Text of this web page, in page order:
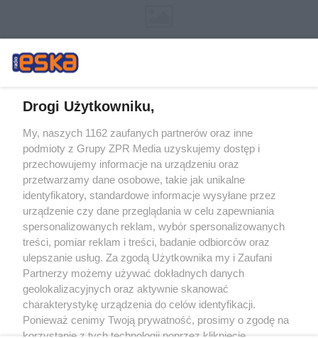
Żaden utwór zamieszczony w serwisie nie może być powielany i
rozpowszechniany lub dalej rozpowszechniany w jakikolwiek sposób (w
tym także elektroniczny lub mechaniczny) na jakimkolwiek polu
eksploatacji w jakiejkolwiek formie, włącznie z umieszczaniem w Internecie
bez pisemnej zgody właściciela praw. Jakiekolwiek użycie lub
wykorzystanie utworów w całości lub w części z naruszeniem prawa, tzn.
bez właściwej zgody, jest zabronione pod groźbą kary i może być ścigane
prawnie.
O nas
Drogi Użytkowniku,
My, naszych 1162 zaufanych partnerów oraz inne
podmioty z Grupy ZPR Media uzyskujemy dostęp i
przechowujemy informacje na urządzeniu oraz
przetwarzamy dane osobowe, takie jak unikalne
identyfikatory, standardowe informacje wysyłane przez
urządzenie czy dane przeglądania w celu zapewniania
spersonalizowanych reklam, wybór spersonalizowanych
treści, pomiar reklam i treści, badanie odbiorców oraz
ulepszanie usług. Za zgodą Użytkownika my i Zaufani
Partnerzy możemy używać dokładnych danych
geolokalizacyjnych oraz aktywnie skanować
charakterystykę urządzenia do celów identyfikacji.
Ponieważ cenimy Twoją prywatność, prosimy o zgodę na
korzystanie z tych technologii poprzez kliknięcie